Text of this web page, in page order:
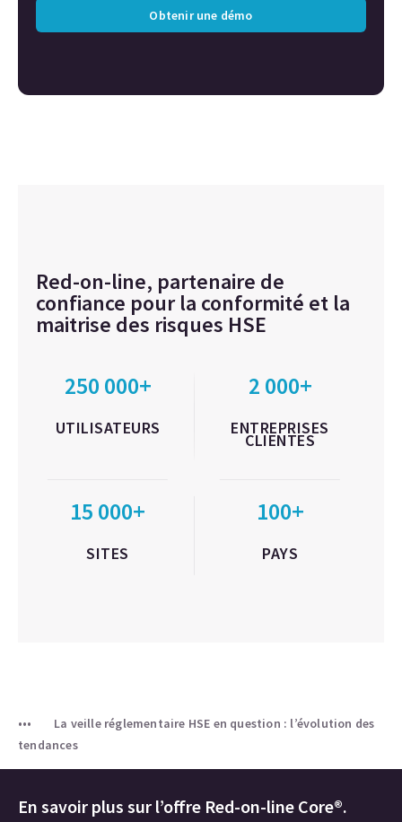
Obtenir une démo
Red-on-line, partenaire de
confiance pour la conformité et la
maitrise des risques HSE
250 000+
UTILISATEURS
2 000+
ENTREPRISES
CLIENTES
15 000+
SITES
100+
PAYS
La veille réglementaire HSE en question : l’évolution des
tendances
En savoir plus sur l’offre Red-on-line Core®.